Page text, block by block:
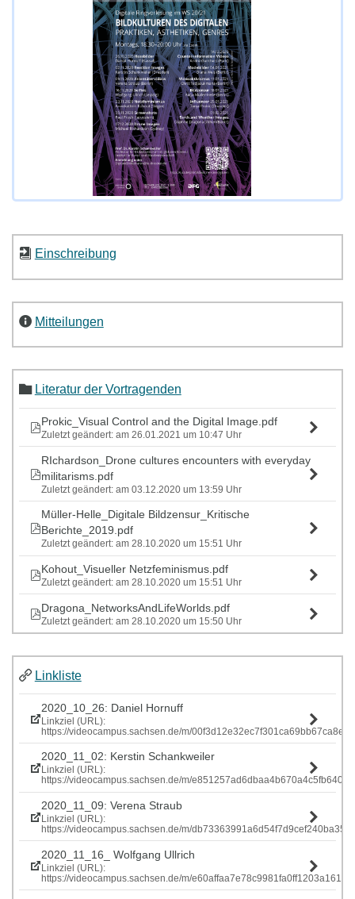
Einschreibung
Mitteilungen
Literatur der Vortragenden
Prokic_Visual Control and the Digital Image.pdf
Zuletzt geändert: am 26.01.2021 um 10:47 Uhr
RIchardson_Drone cultures encounters with everyday
militarisms.pdf
Zuletzt geändert: am 03.12.2020 um 13:59 Uhr
Müller-Helle_Digitale Bildzensur_Kritische
Berichte_2019.pdf
Zuletzt geändert: am 28.10.2020 um 15:51 Uhr
Kohout_Visueller Netzfeminismus.pdf
Zuletzt geändert: am 28.10.2020 um 15:51 Uhr
Dragona_NetworksAndLifeWorlds.pdf
Zuletzt geändert: am 28.10.2020 um 15:50 Uhr
Linkliste
2020_10_26: Daniel Hornuff
Linkziel (URL):
https://videocampus.sachsen.de/m/
2020_11_02: Kerstin Schankweiler
Linkziel (URL):
https://videocampus.sachsen.de/m/
2020_11_09: Verena Straub
Linkziel (URL):
https://videocampus.sachsen.de/m/
2020_11_16_ Wolfgang Ullrich
Linkziel (URL):
https://videocampus.sachsen.de/m/